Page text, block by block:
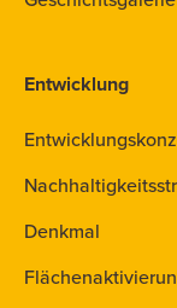
Entwicklung
Denkmal